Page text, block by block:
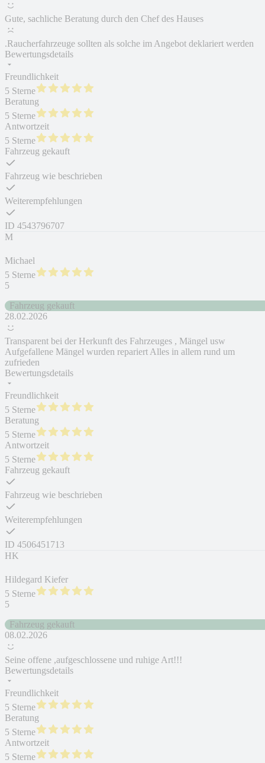
Gute, sachliche Beratung durch den Chef des Hauses
.Raucherfahrzeuge sollten als solche im Angebot deklariert werden
Bewertungsdetails
Freundlichkeit
5 Sterne
Beratung
5 Sterne
Antwortzeit
5 Sterne
Fahrzeug gekauft
Fahrzeug wie beschrieben
Weiterempfehlungen
ID 4543796707
M
Michael
5 Sterne
5
Fahrzeug gekauft
28.02.2026
Transparent bei der Herkunft des Fahrzeuges , Mängel usw
Aufgefallene Mängel wurden repariert Alles in allem rund um
zufrieden
Bewertungsdetails
Freundlichkeit
5 Sterne
Beratung
5 Sterne
Antwortzeit
5 Sterne
Fahrzeug gekauft
Fahrzeug wie beschrieben
Weiterempfehlungen
ID 4506451713
HK
Hildegard Kiefer
5 Sterne
5
Fahrzeug gekauft
08.02.2026
Seine offene ,aufgeschlossene und ruhige Art!!!
Bewertungsdetails
Freundlichkeit
5 Sterne
Beratung
5 Sterne
Antwortzeit
5 Sterne